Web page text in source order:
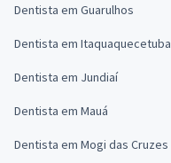
Dentista em Guarulhos
Dentista em Itaquaquecetuba
Dentista em Jundiaí
Dentista em Mauá
Dentista em Mogi das Cruzes